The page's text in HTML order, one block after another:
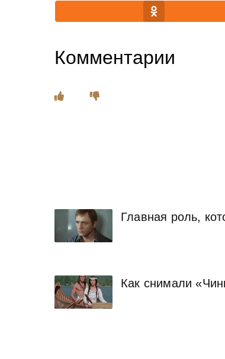
Комментарии
Главная роль,
Как снимали